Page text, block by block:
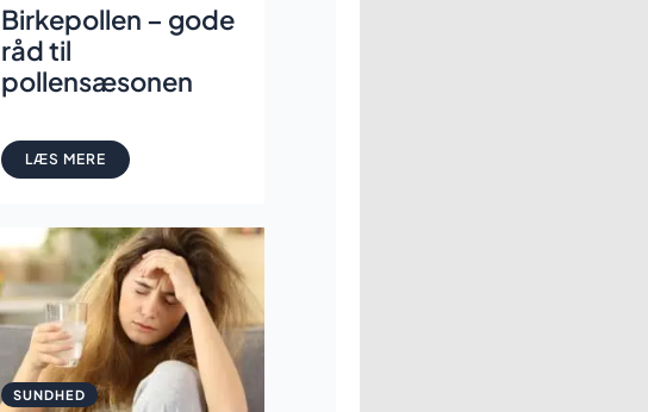
Birkepollen – gode
råd til
pollensæsonen
LÆS MERE
SUNDHED